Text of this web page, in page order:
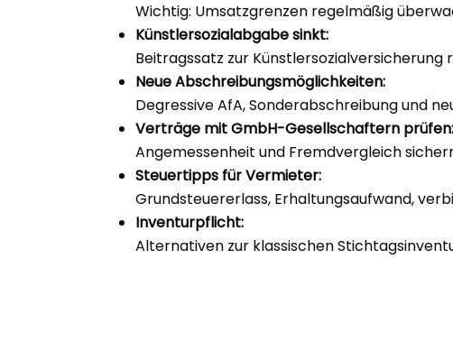
Wichtig: Umsatzgrenzen regelmäßig
Künstlersozialabgabe sinkt:
Beitragssatz zur Künstlersozialversicherung
Neue Abschreibungsmöglichkeiten:
Degressive AfA, Sonderabschreibung und
Verträge mit GmbH-Gesellschaftern prüfen:
Angemessenheit und Fremdvergleich
Steuertipps für Vermieter:
Grundsteuererlass, Erhaltungsaufwand,
Inventurpflicht:
Alternativen zur klassischen